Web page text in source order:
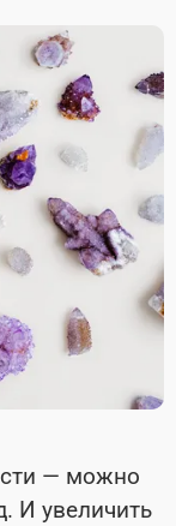
— можно
И увеличить